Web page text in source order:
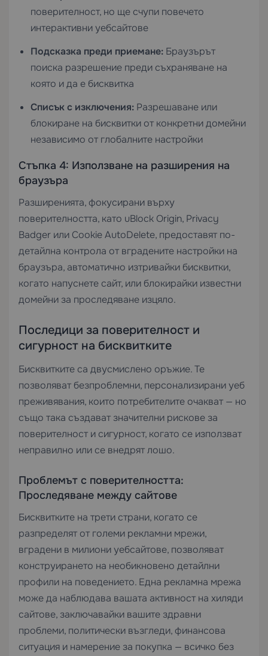
поверителност, но ще счупи повечето
интерактивни уебсайтове
Подсказка преди приемане: Браузърът
поиска разрешение преди съхраняване на
която и да е бисквитка
Списък с изключения: Разрешаване или
блокиране на бисквитки от конкретни домейни
независимо от глобалните настройки
Стъпка 4: Използване на разширения на
браузъра
Разширенията, фокусирани върху
поверителността, като uBlock Origin, Privacy
Badger или Cookie AutoDelete, предоставят по-
детайлна контрола от вградените настройки на
браузъра, автоматично изтривайки бисквитки,
когато напуснете сайт, или блокирайки известни
домейни за проследяване изцяло.
Последици за поверителност и
сигурност на бисквитките
Бисквитките са двусмислено оръжие. Те
позволяват безпроблемни, персонализирани уеб
преживявания, които потребителите очакват — но
също така създават значителни рискове за
поверителност и сигурност, когато се използват
неправилно или се внедрят лошо.
Проблемът с поверителността:
Проследяване между сайтове
Бисквитките на трети страни, когато се
разпределят от големи рекламни мрежи,
вградени в милиони уебсайтове, позволяват
конструирането на необикновено детайлни
профили на поведението. Една рекламна мрежа
може да наблюдава вашата активност на хиляди
сайтове, заключавайки вашите здравни
проблеми, политически възгледи, финансова
ситуация и намерение за покупка — всичко без